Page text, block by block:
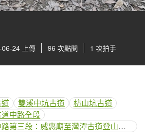
24 上傳 96 次點閱 1 次拍手
雙溪中坑古道
枋山坑古道
中路全段
淡蘭中路第三段：威惠廟至灣潭古道登山口(闊瀨線)